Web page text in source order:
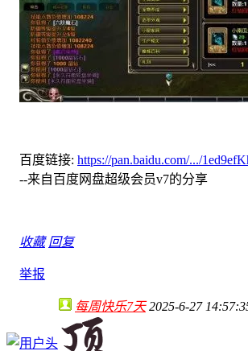
百度链接: https://pan.baidu.com/.../
--来自百度网盘超级会员v7的分享
收藏 回复
举报
每周快乐7天2025-6-27